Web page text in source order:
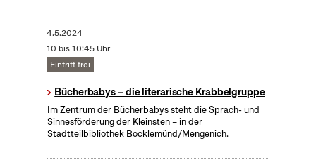
4.5.2024
10 bis 10:45 Uhr
Eintritt frei
Bücherbabys – die literarische Krabbelgruppe
Im Zentrum der Bücherbabys steht die Sprach- und
Sinnesförderung der Kleinsten – in der
Stadtteilbibliothek Bocklemünd/Mengenich.